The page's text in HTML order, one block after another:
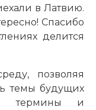
в Латвию.
Спасибо
делится
позволяя
темы будущих
термины и